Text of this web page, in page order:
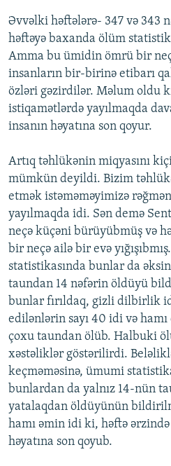
Əvvəlki həftələrə- 347 və 343
həftəyə baxanda ölüm
Amma bu ümidin ömrü bir
insanların bir-birinə etibarı
özləri gəzirdilər. Məlum oldu
istiqamətlərdə yayılmaqda
insanın həyatına son qoyur.
Artıq təhlükənin miqyasını
mümkün deyildi. Bizim
etmək istəməməyimizə
yayılmaqda idi. Sən demə
neçə küçəni bürüyübmüş və
bir neçə ailə bir evə
statistikasında bunlar da
taundan 14 nəfərin öldüyü
bunlar fırıldaq, gizli dilbirlik
edilənlərin sayı 40 idi və
çoxu taundan ölüb. Halbuki
xəstəliklər göstərilirdi.
keçməməsinə, ümumi
bunlardan da yalnız 14-nün
yatalaqdan öldüyünün
hamı əmin idi ki, həftə
həyatına son qoyub.